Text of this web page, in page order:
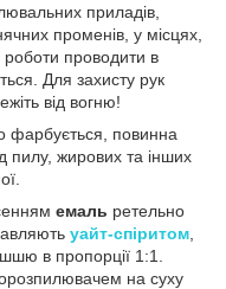
приладів,
променів, у місцях,
роботи проводити в
Для захисту рук
від вогню!
фарбується, повинна
пилу, жирових та інших
емаль ретельно
уайт-спіритом
в пропорції 1:1.
на суху